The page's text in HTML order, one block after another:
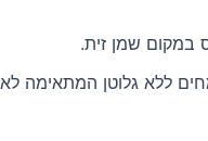
במקום שמן זית.
ללא גלוטן המתאימה